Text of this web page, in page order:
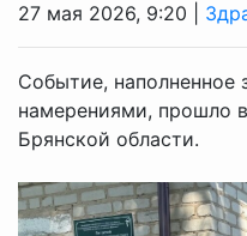
27 мая 2026, 9:20 |
Событие, наполненное
намерениями, прошло
Брянской области.